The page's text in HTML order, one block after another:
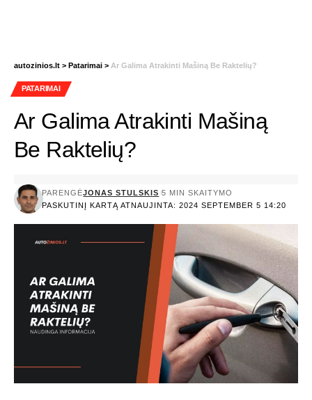
autozinios.lt > Patarimai > Ar Galima Atrakinti Mašiną Be Raktelių?
PATARIMAI
Ar Galima Atrakinti Mašiną
Be Raktelių?
PASKUTINĮ KARTĄ ATNAUJINTA: 2024 SEPTEMBER 5 14:20
PARENGĖJONAS STULSKIS 5 MIN SKAITYMO